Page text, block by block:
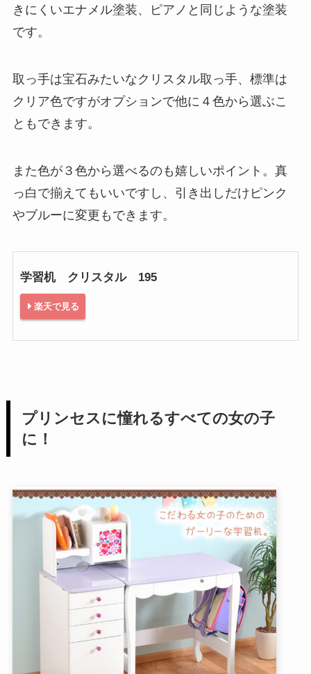
きにくいエナメル塗装、ピアノと同じような塗装
です。
取っ手は宝石みたいなクリスタル取っ手、標準は
クリア色ですがオプションで他に４色から選ぶこ
ともできます。
また色が３色から選べるのも嬉しいポイント。真
っ白で揃えてもいいですし、引き出しだけピンク
やブルーに変更もできます。
学習机 クリスタル 195
楽天で見る
プリンセスに憧れるすべての女の子
に！